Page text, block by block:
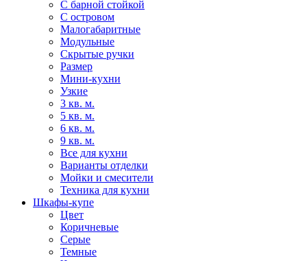
С барной стойкой
С островом
Малогабаритные
Модульные
Скрытые ручки
Размер
Мини-кухни
Узкие
3 кв. м.
5 кв. м.
6 кв. м.
9 кв. м.
Все для кухни
Варианты отделки
Мойки и смесители
Техника для кухни
Шкафы-купе
Цвет
Коричневые
Серые
Темные